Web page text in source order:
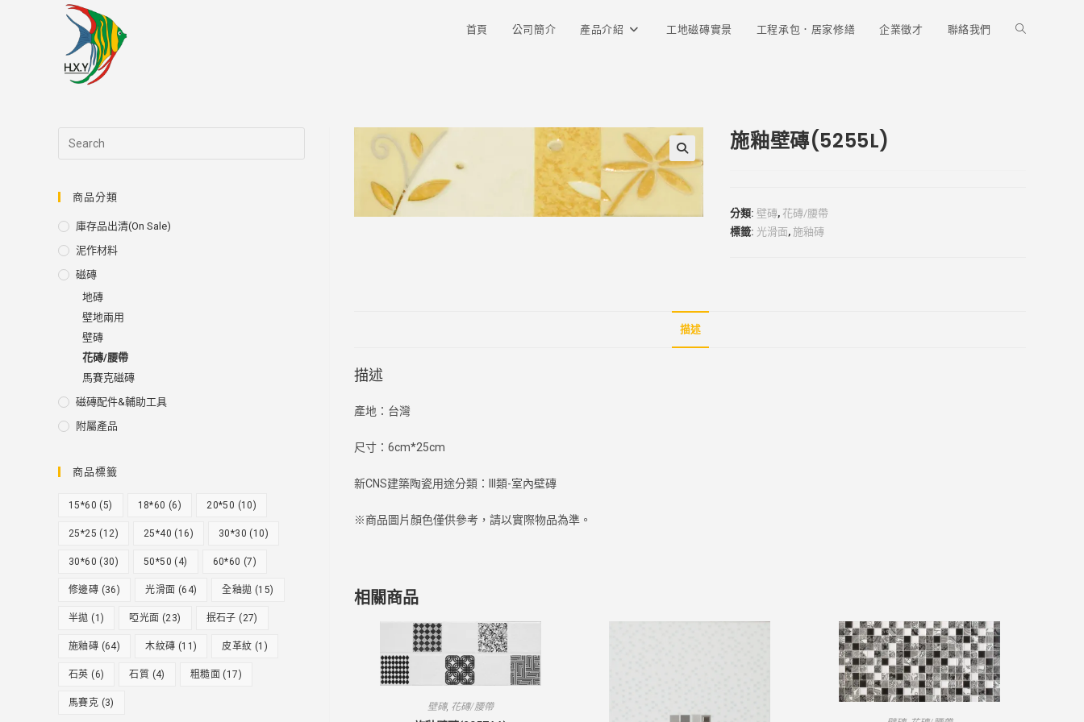
首頁 公司簡介 產品介紹 工地磁磚實景 工程承包．居家修繕 企業徵才 聯絡我們 Toggle
施釉壁磚(5255L)
分類:壁磚, 花磚/腰帶
標籤: 光滑面,施釉磚
描述
描述
產地：台灣
尺寸：6cm*25cm
新CNS建築陶瓷用途分類：III類-室內壁磚
※商品圖片顏色僅供參考，請以實際物品為準。
相關商品
壁磚, 花磚/腰帶
商品分類
庫存品出清(on Sale)
泥作材料
磁磚
地磚
壁地兩用
壁磚
花磚/腰帶
馬賽克磁磚
磁磚配件&輔助工具
附屬產品
商品標籤
15*60 (5) 18*60 (6) 20*50 (10)
25*25 (12) 25*40 (16) 30*30 (10)
30*60 (30) 50*50 (4) 60*60 (7)
修邊磚 (36) 光滑面 (64) 全釉拋 (15)
半拋 (1) 啞光面 (23) 抿石子 (27)
施釉磚 (64) 木紋磚 (11) 皮革紋 (1)
石英 (6) 石質 (4) 粗糙面 (17)
馬賽克 (3)